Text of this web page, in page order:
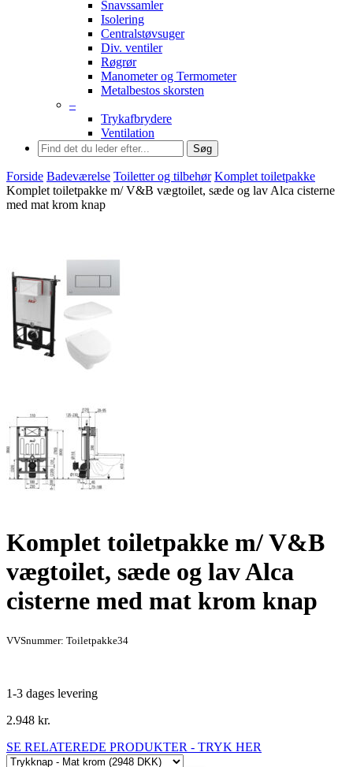
Snavssamler
Isolering
Centralstøvsuger
Div. ventiler
Røgrør
Manometer og Termometer
Metalbestos skorsten
–
Trykafbrydere
Ventilation
Søg
Forside Badeværelse Toiletter og tilbehør Komplet toiletpakke
Komplet toiletpakke m/ V&B vægtoilet, sæde og lav Alca cisterne
med mat krom knap
Komplet toiletpakke m/ V&B
vægtoilet, sæde og lav Alca
cisterne med mat krom knap
VVSnummer: Toiletpakke34
1-3 dages levering
2.948 kr.
SE RELATEREDE PRODUKTER - TRYK HER